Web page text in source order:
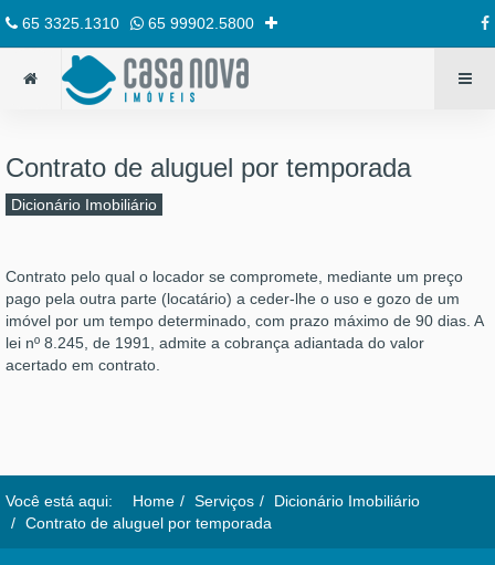
65 3325.1310 65 99902.5800
Contrato de aluguel por temporada
Dicionário Imobiliário
Contrato pelo qual o locador se compromete, mediante um preço
pago pela outra parte (locatário) a ceder-lhe o uso e gozo de um
imóvel por um tempo determinado, com prazo máximo de 90 dias. A
lei nº 8.245, de 1991, admite a cobrança adiantada do valor
acertado em contrato.
Você está aqui: Home Serviços
Dicionário Imobiliário
Contrato de aluguel por temporada